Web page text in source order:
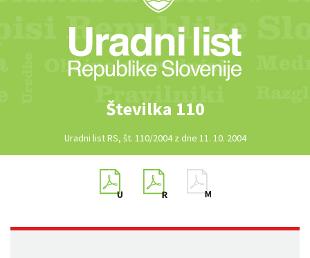
Številka 110
Uradni list RS, št. 110/2004 z dne 11. 10. 2004